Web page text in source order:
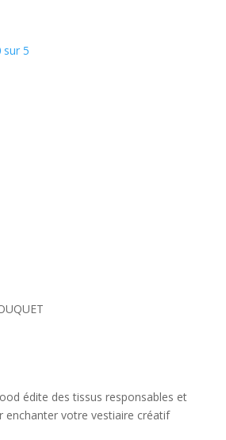
sur 5
édite des tissus responsables et
enchanter votre vestiaire créatif